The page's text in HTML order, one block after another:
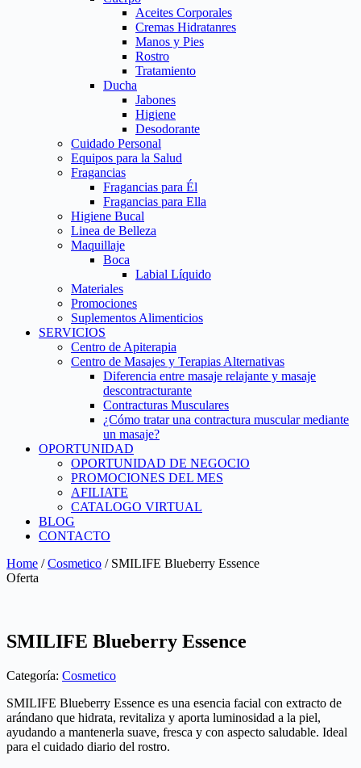
Aceites Corporales
Cremas Hidratanres
Manos y Pies
Rostro
Tratamiento
Ducha
Jabones
Higiene
Desodorante
Cuidado Personal
Equipos para la Salud
Fragancias
Fragancias para Él
Fragancias para Ella
Higiene Bucal
Linea de Belleza
Maquillaje
Boca
Labial Líquido
Materiales
Promociones
Suplementos Alimenticios
SERVICIOS
Centro de Apiterapia
Centro de Masajes y Terapias Alternativas
Diferencia entre masaje relajante y masaje
descontracturante
Contracturas Musculares
¿Cómo tratar una contractura muscular mediante
un masaje?
OPORTUNIDAD
OPORTUNIDAD DE NEGOCIO
PROMOCIONES DEL MES
AFILIATE
CATALOGO VIRTUAL
BLOG
CONTACTO
Home /Cosmetico / SMILIFE Blueberry Essence
Oferta
SMILIFE Blueberry Essence
Categoría: Cosmetico
SMILIFE Blueberry Essence es una esencia facial con extracto de
arándano que hidrata, revitaliza y aporta luminosidad a la piel,
ayudando a mantenerla suave, fresca y con aspecto saludable. Ideal
para el cuidado diario del rostro.